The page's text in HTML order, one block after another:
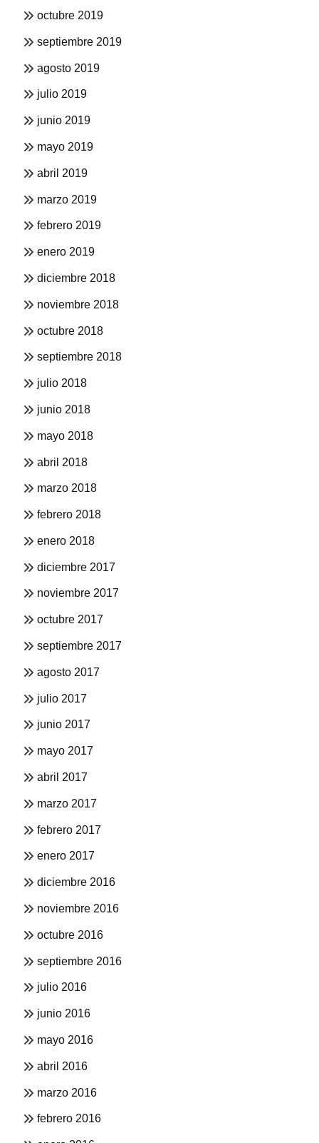
octubre 2019
septiembre 2019
agosto 2019
julio 2019
junio 2019
mayo 2019
abril 2019
marzo 2019
febrero 2019
enero 2019
diciembre 2018
noviembre 2018
octubre 2018
septiembre 2018
julio 2018
junio 2018
mayo 2018
abril 2018
marzo 2018
febrero 2018
enero 2018
diciembre 2017
noviembre 2017
octubre 2017
septiembre 2017
agosto 2017
julio 2017
junio 2017
mayo 2017
abril 2017
marzo 2017
febrero 2017
enero 2017
diciembre 2016
noviembre 2016
octubre 2016
septiembre 2016
julio 2016
junio 2016
mayo 2016
abril 2016
marzo 2016
febrero 2016